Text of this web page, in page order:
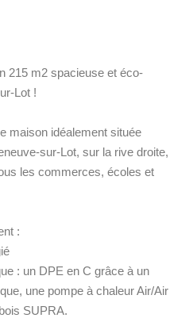
215 m2 spacieuse et éco-
Lot !
maison idéalement située
sur-Lot, sur la rive droite,
les commerces, écoles et
:
: un DPE en C grâce à un
une pompe à chaleur Air/Air
SUPRA.